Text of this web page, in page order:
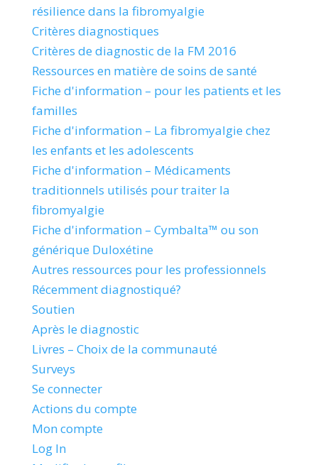
résilience dans la fibromyalgie
Critères diagnostiques
Critères de diagnostic de la FM 2016
Ressources en matière de soins de santé
Fiche d'information – pour les patients et les
familles
Fiche d'information – La fibromyalgie chez
les enfants et les adolescents
Fiche d'information – Médicaments
traditionnels utilisés pour traiter la
fibromyalgie
Fiche d'information – Cymbalta™ ou son
générique Duloxétine
Autres ressources pour les professionnels
Récemment diagnostiqué?
Soutien
Après le diagnostic
Livres – Choix de la communauté
Surveys
Se connecter
Actions du compte
Mon compte
Log In